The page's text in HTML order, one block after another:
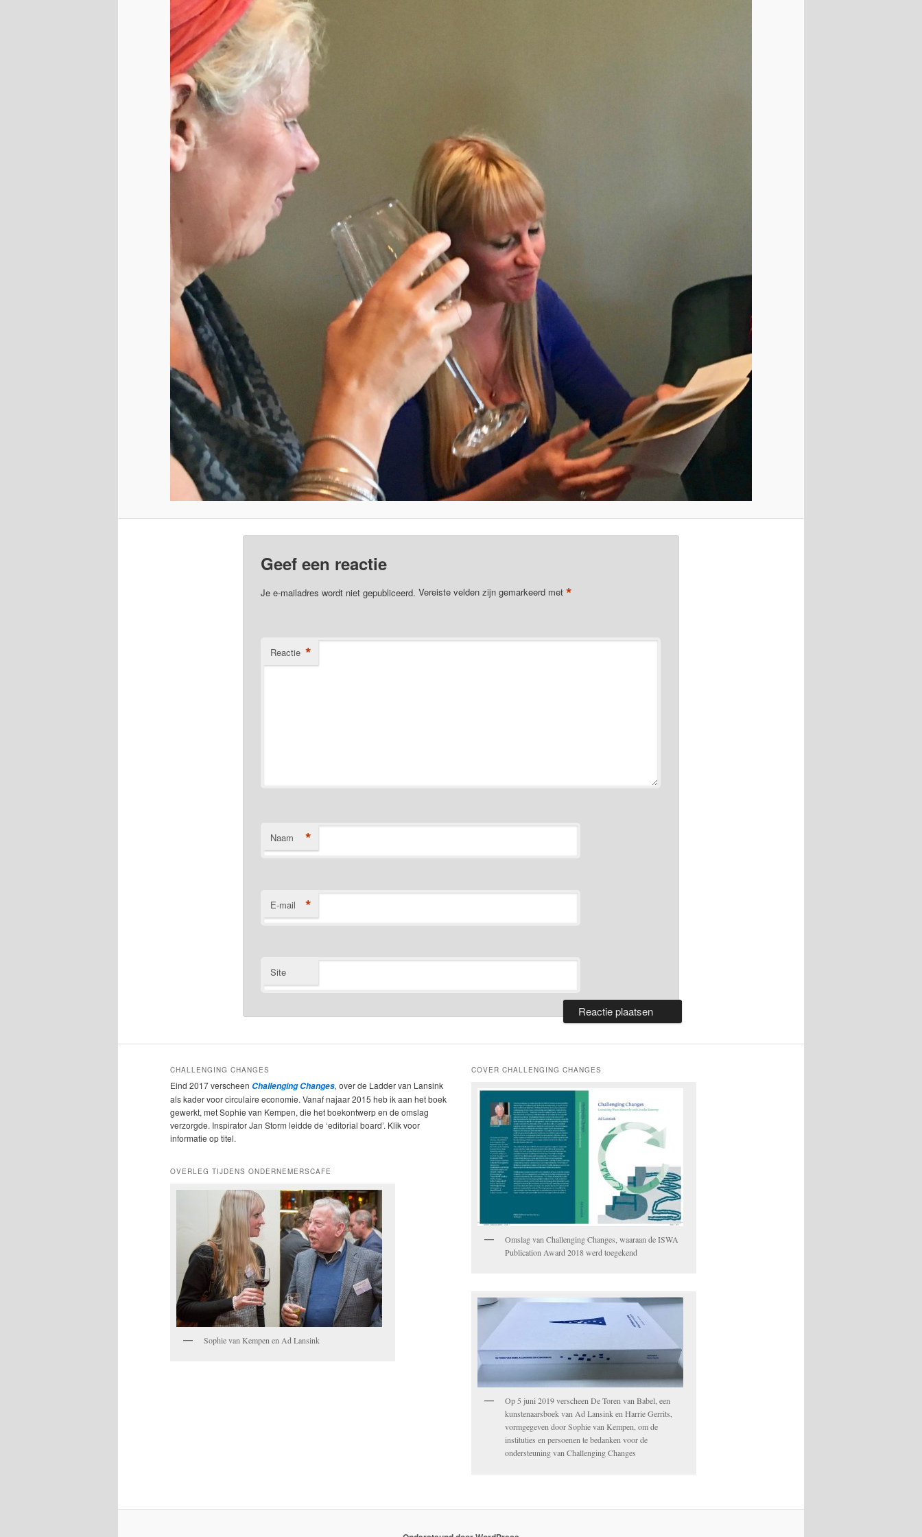
Geef een reactie
Je e-mailadres wordt niet gepubliceerd. Vereiste velden zijn gemarkeerd met *
Reactie *
Naam *
E-mail *
Site
CHALLENGING CHANGES
Eind 2017 verscheen Challenging Changes, over de Ladder van Lansink
als kader voor circulaire economie. Vanaf najaar 2015 heb ik aan het boek
gewerkt, met Sophie van Kempen, die het boekontwerp en de omslag
verzorgde. Inspirator Jan Storm leidde de ‘editorial board’. Klik voor
informatie op titel.
OVERLEG TIJDENS ONDERNEMERSCAFE
Sophie van Kempen en Ad Lansink
COVER CHALLENGING CHANGES
Omslag van Challenging Changes, waaraan de ISWA
Publication Award 2018 werd toegekend
Op 5 juni 2019 verscheen De Toren van Babel, een
kunstenaarsboek van Ad Lansink en Harrie Gerrits,
vormgegeven door Sophie van Kempen, om de
instituties en persoenen te bedanken voor de
ondersteuning van Challenging Changes